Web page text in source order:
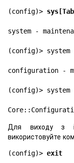
(config)>
system -
(config)> system
configuration -
(config)>
Для виходу з
використовуйте
(config)> exit